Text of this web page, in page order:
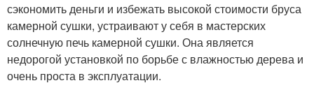
сэкономить деньги и избежать высокой стоимости бруса
камерной сушки, устраивают у себя в мастерских
солнечную печь камерной сушки. Она является
недорогой установкой по борьбе с влажностью дерева и
очень проста в эксплуатации.